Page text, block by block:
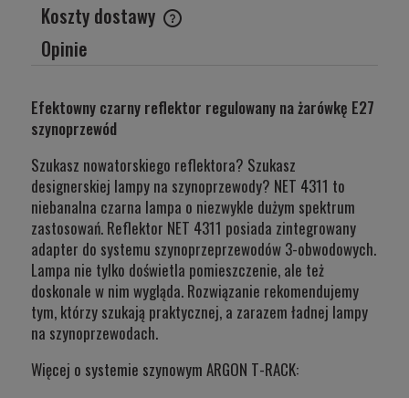
Koszty dostawy
Cena nie zawiera ewentualnych kosztów płatności
Opinie
Efektowny czarny reflektor regulowany na żarówkę E27
szynoprzewód
Szukasz nowatorskiego reflektora? Szukasz
designerskiej lampy na szynoprzewody? NET 4311 to
niebanalna czarna lampa o niezwykle dużym spektrum
zastosowań. Reflektor NET 4311 posiada zintegrowany
adapter do systemu szynoprzeprzewodów 3-obwodowych.
Lampa nie tylko doświetla pomieszczenie, ale też
doskonale w nim wygląda. Rozwiązanie rekomendujemy
tym, którzy szukają praktycznej, a zarazem ładnej lampy
na szynoprzewodach.
Więcej o systemie szynowym ARGON T-RACK: